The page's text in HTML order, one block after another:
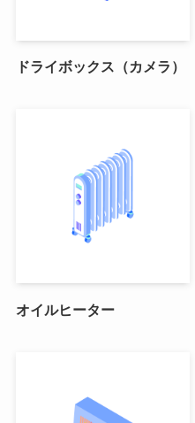
ドライボックス（カメラ）
オイルヒーター